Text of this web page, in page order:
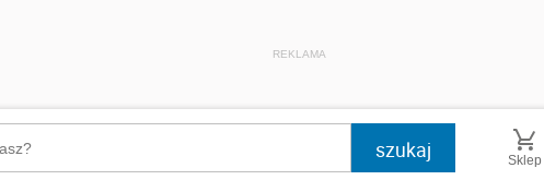
REKLAMA
Sklep